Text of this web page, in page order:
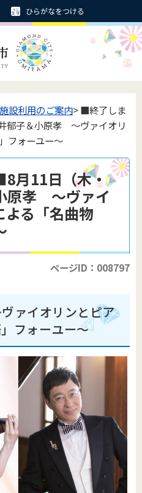
ひらがなをつける
設利用のご案内> ■終了しま
郁子＆小原孝 ～ヴァイオリ
フォーユー～
月11日（木・
原孝 ～ヴァイ
よる「名曲物
ページID：008797
ァイオリンとピア
フォーユー～